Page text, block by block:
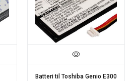
Batteri til Toshiba Genio E300